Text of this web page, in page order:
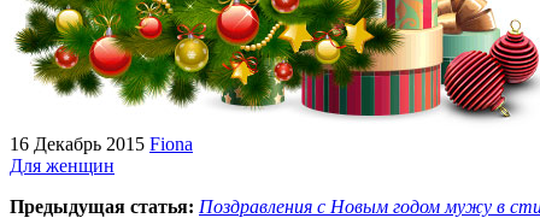
16 Декабрь 2015 Fiona
Для женщин
Предыдущая статья: Поздравления с Новым годом мужу в